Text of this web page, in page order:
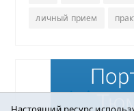
личный прием